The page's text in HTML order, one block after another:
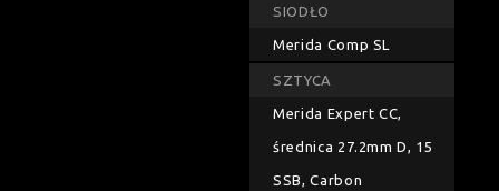
SIODŁO
Merida Comp SL
SZTYCA
Merida Expert CC,
średnica 27.2mm D, 15
SSB, Carbon